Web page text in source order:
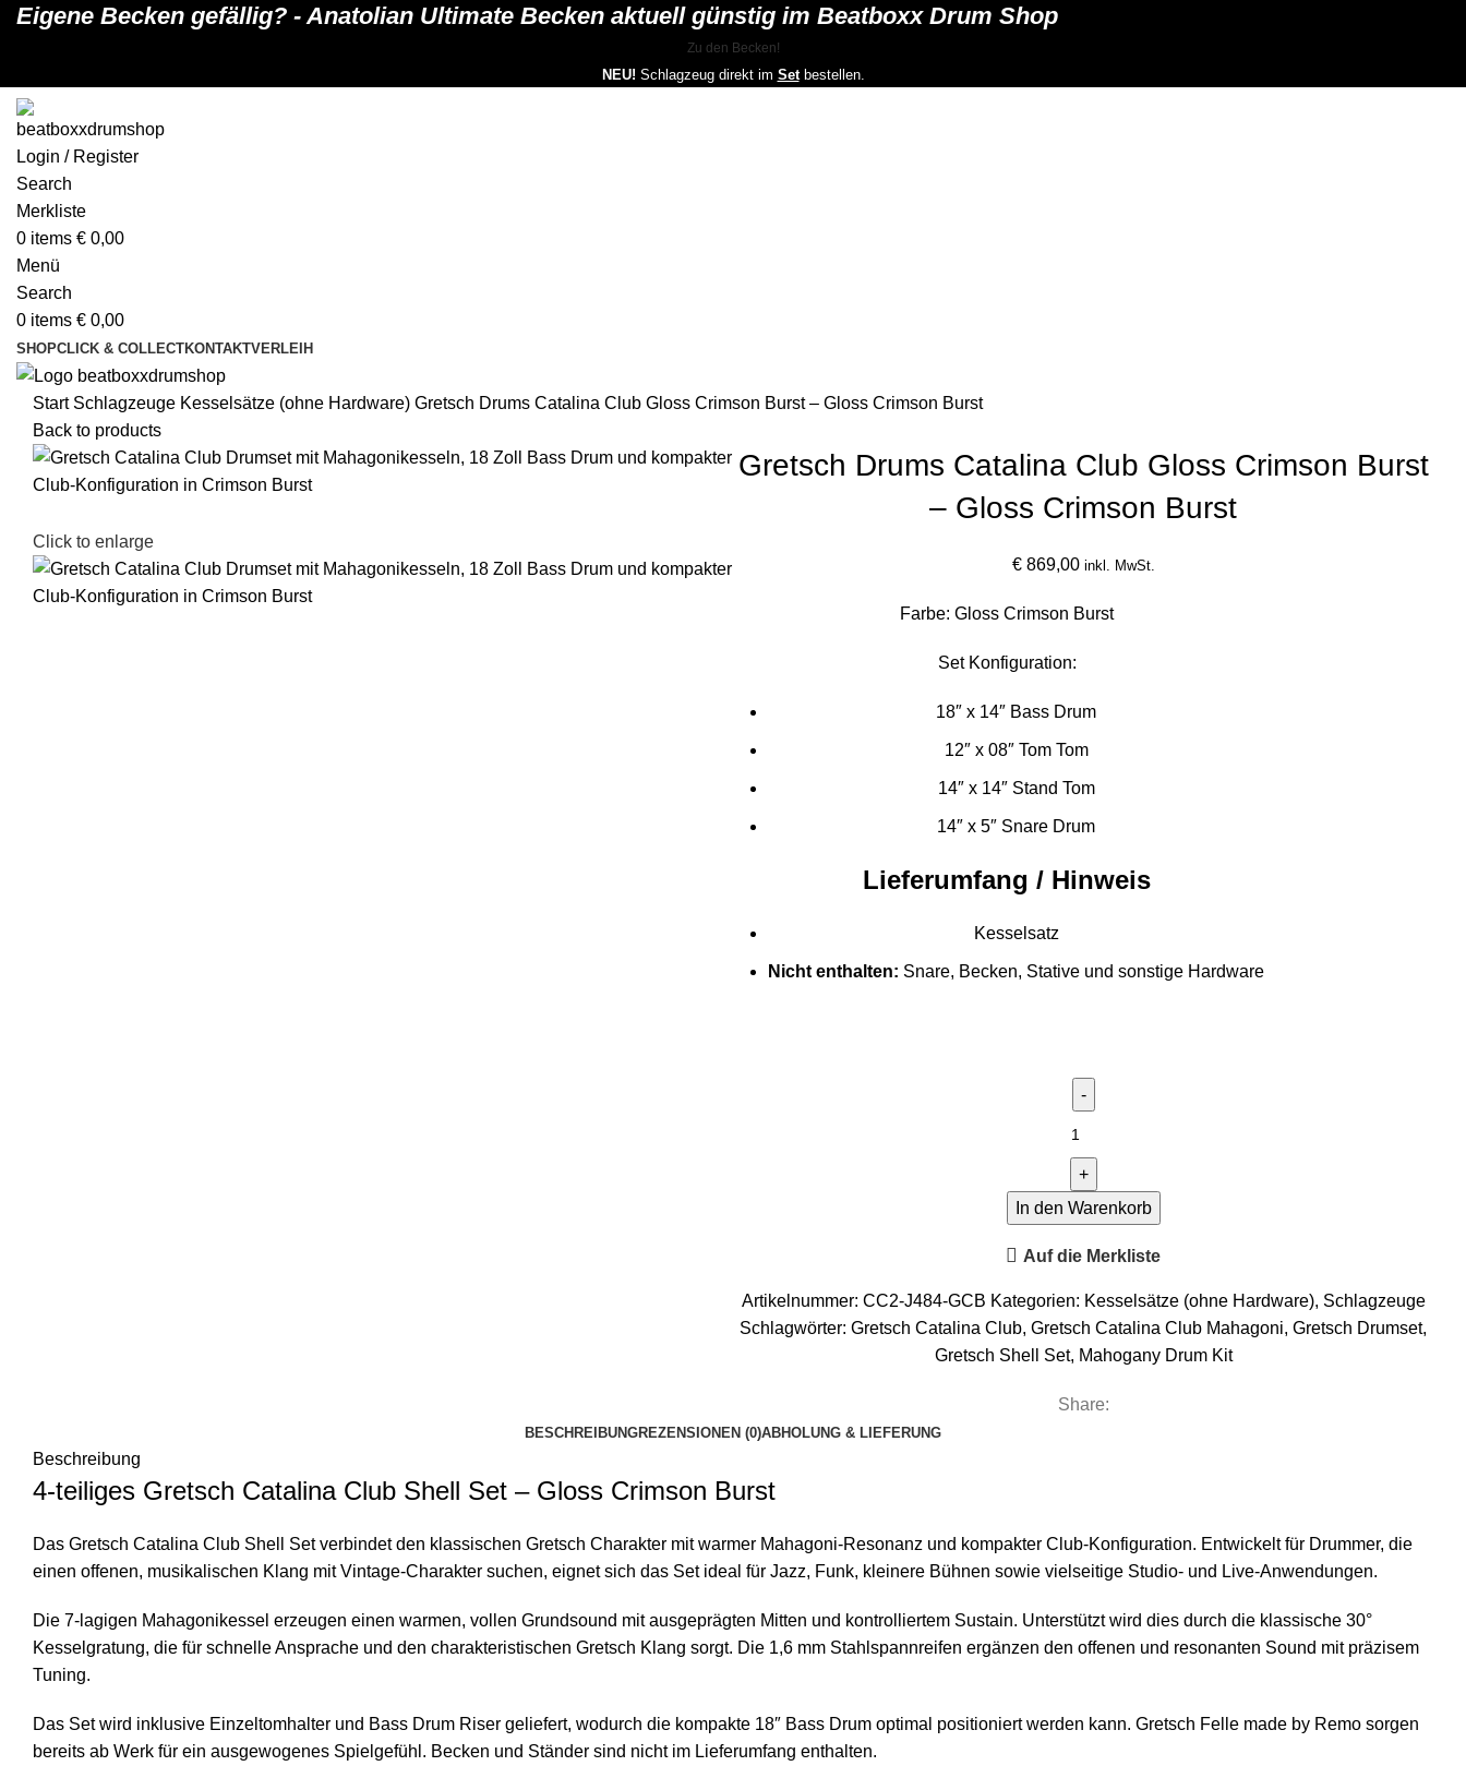
Eigene Becken gefällig? - Anatolian Ultimate Becken aktuell günstig im Beatboxx Drum Shop
Zu den Becken!
NEU! Schlagzeug direkt im Setbestellen.
Login / Register
Search
Merkliste
0 items € 0,00
Menü
Search
0 items € 0,00
SHOPCLICK & COLLECTKONTAKTVERLEIH
Start Schlagzeuge Kesselsätze (ohne Hardware) Gretsch Drums Catalina Club Gloss Crimson Burst – Gloss Crimson Burst
Back to products
Click to enlarge
Gretsch Drums Catalina Club Gloss Crimson Burst
– Gloss Crimson Burst
€869,00 inkl. MwSt.
Farbe: Gloss Crimson Burst
Set Konfiguration:
18″ x 14″ Bass Drum
12″ x 08″ Tom Tom
14″ x 14″ Stand Tom
14″ x 5″ Snare Drum
Lieferumfang / Hinweis
Kesselsatz
Nicht enthalten: Snare, Becken, Stative und sonstige Hardware
In den Warenkorb
Auf die Merkliste
Artikelnummer: CC2-J484-GCB Kategorien: Kesselsätze (ohne Hardware), Schlagzeuge
Schlagwörter: Gretsch Catalina Club, Gretsch Catalina Club Mahagoni, Gretsch Drumset,
Gretsch Shell Set, Mahogany Drum Kit
Share:
BESCHREIBUNGREZENSIONEN (0)ABHOLUNG & LIEFERUNG
Beschreibung
4-teiliges Gretsch Catalina Club Shell Set – Gloss Crimson Burst
Das Gretsch Catalina Club Shell Set verbindet den klassischen Gretsch Charakter mit warmer Mahagoni-Resonanz und kompakter Club-Konfiguration. Entwickelt für Drummer, die
einen offenen, musikalischen Klang mit Vintage-Charakter suchen, eignet sich das Set ideal für Jazz, Funk, kleinere Bühnen sowie vielseitige Studio- und Live-Anwendungen.
Die 7-lagigen Mahagonikessel erzeugen einen warmen, vollen Grundsound mit ausgeprägten Mitten und kontrolliertem Sustain. Unterstützt wird dies durch die klassische 30°
Kesselgratung, die für schnelle Ansprache und den charakteristischen Gretsch Klang sorgt. Die 1,6 mm Stahlspannreifen ergänzen den offenen und resonanten Sound mit präzisem
Tuning.
Das Set wird inklusive Einzeltomhalter und Bass Drum Riser geliefert, wodurch die kompakte 18″ Bass Drum optimal positioniert werden kann. Gretsch Felle made by Remo sorgen
bereits ab Werk für ein ausgewogenes Spielgefühl. Becken und Ständer sind nicht im Lieferumfang enthalten.